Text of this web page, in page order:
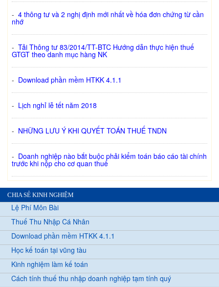
- 4 thông tư và 2 nghị định mới nhất về hóa đơn chứng từ cần
nhớ
- Tải Thông tư 83/2014/TT-BTC Hướng dẫn thực hiện thuế
GTGT theo danh mục hàng NK
- Download phần mềm HTKK 4.1.1
- Lịch nghỉ lễ tết năm 2018
- NHỮNG LƯU Ý KHI QUYẾT TOÁN THUẾ TNDN
- Doanh nghiệp nào bắt buộc phải kiểm toán báo cáo tài chính
trước khi nộp cho cơ quan thuế
CHIA SẺ KINH NGHIỆM
Lệ Phí Môn Bài
Thuế Thu Nhập Cá Nhân
Download phần mềm HTKK 4.1.1
Học kế toán tại vũng tàu
Kinh nghiệm làm kế toán
Cách tính thuế thu nhập doanh nghiệp tạm tính quý